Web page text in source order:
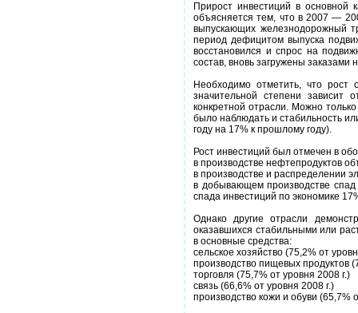
Прирост инвестиций в основной
объясняется тем, что в 2007 —
выпускающих железнодорожный
период дефицитом выпуска
восстановился и спрос на
состав, вновь загружены
Необходимо отметить, что рост
значительной степени зависит
конкретной отрасли. Можно
было наблюдать и стабильность
году на 17% к прошлому году).
Рост инвестиций был отмечен в
в производстве нефтепродуктов
в производстве и распределении
в добывающем производстве спад
спада инвестиций по экономике
Однако другие отрасли
оказавшихся стабильными или
в основные средства:
сельское хозяйство (75,2% от
производство пищевых продуктов
торговля (75,7% от уровня 2008 г.)
связь (66,6% от уровня 2008 г.)
производство кожи и обуви (65,7%